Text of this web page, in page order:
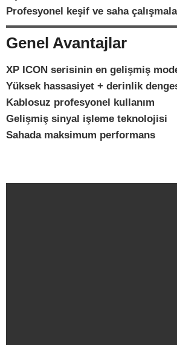
Profesyonel keşif ve saha
Genel Avantajlar
XP ICON serisinin en gelişmiş
Yüksek hassasiyet + derinlik
Kablosuz profesyonel kullanım
Gelişmiş sinyal işleme teknolojisi
Sahada maksimum performans
XP ICONX